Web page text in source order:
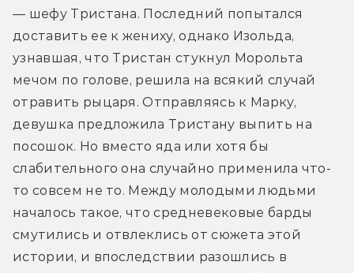
— шефу Тристана. Последний попытался
доставить ее к жениху, однако Изольда,
узнавшая, что Тристан стукнул Морольта
мечом по голове, решила на всякий случай
отравить рыцаря. Отправляясь к Марку,
девушка предложила Тристану выпить на
посошок. Но вместо яда или хотя бы
слабительного она случайно применила что-
то совсем не то. Между молодыми людьми
началось такое, что средневековые барды
смутились и отвлеклись от сюжета этой
истории, и впоследствии разошлись в